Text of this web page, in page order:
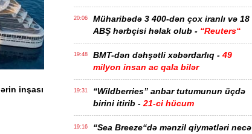
inşası
20:06
Müharibədə 3 400-dən çox iranlı və 18
ABŞ hərbçisi həlak olub - “Reuters“
19:48 BMT-dən dəhşətli xəbərdarlıq - 49
milyon insan ac qala bilər
19:31
“Wildberries” anbar tutumunun üçdə
birini itirib - 21-ci hücum
19:16
“Sea Breeze“də mənzil qiymətləri necə